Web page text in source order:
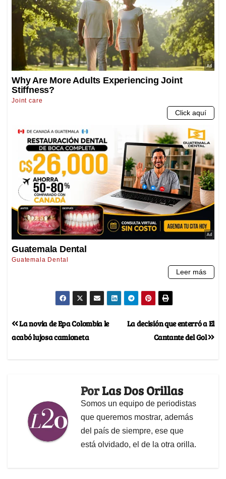
La decisión que enterró a El
Cantante del Gol
La novia de Epa Colombia le
acabó lujosa camioneta
PorLas Dos Orillas
Somos un equipo de periodistas
que queremos mostrar, además
del país de siempre, ese que
está olvidado, el de la otra orilla.